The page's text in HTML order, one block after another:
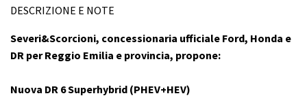
DESCRIZIONE E NOTE
Severi&Scorcioni, concessionaria ufficiale Ford, Honda e
DR per Reggio Emilia e provincia, propone:
Nuova DR 6 Superhybrid (PHEV+HEV)